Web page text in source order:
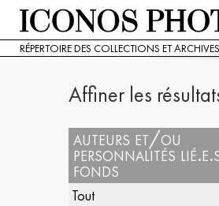
RÉPERTOIRE DES COLLECTIONS ET
Affiner les
auteurs et/ou
personnalités
fonds
Tout